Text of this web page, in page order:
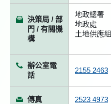
決策局 / 部
門 / 有關機
構
地政總署
地政處
土地供應組
辦公室電
話
2155 2463
傳真 2523 4973